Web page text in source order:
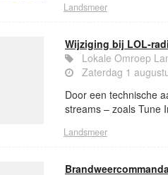
Landsmeer
Wijziging bij LOL-
Lokale Omroep
Zaterdag 1
Door een technische
streams – zoals Tune
Landsmeer